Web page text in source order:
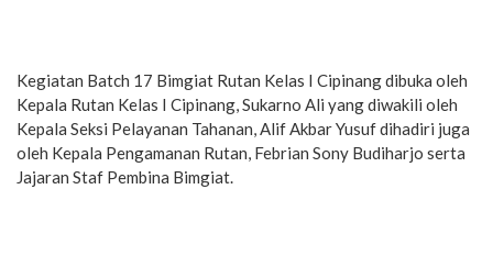
Kegiatan Batch 17 Bimgiat Rutan Kelas I Cipinang dibuka oleh
Kepala Rutan Kelas I Cipinang, Sukarno Ali yang diwakili oleh
Kepala Seksi Pelayanan Tahanan, Alif Akbar Yusuf dihadiri juga
oleh Kepala Pengamanan Rutan, Febrian Sony Budiharjo serta
Jajaran Staf Pembina Bimgiat.